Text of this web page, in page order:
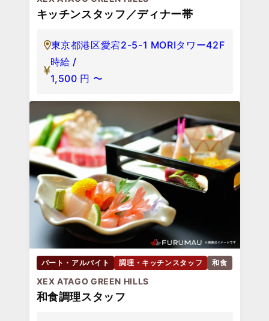
キッチンスタッフ／ディナー帯
東京都港区愛宕2-5-1 MORIタワー42F
時給 /
1,500 円 〜
パート・アルバイト 調理・キッチンスタッフ 和食
XEX ATAGO GREEN HILLS
和食調理スタッフ